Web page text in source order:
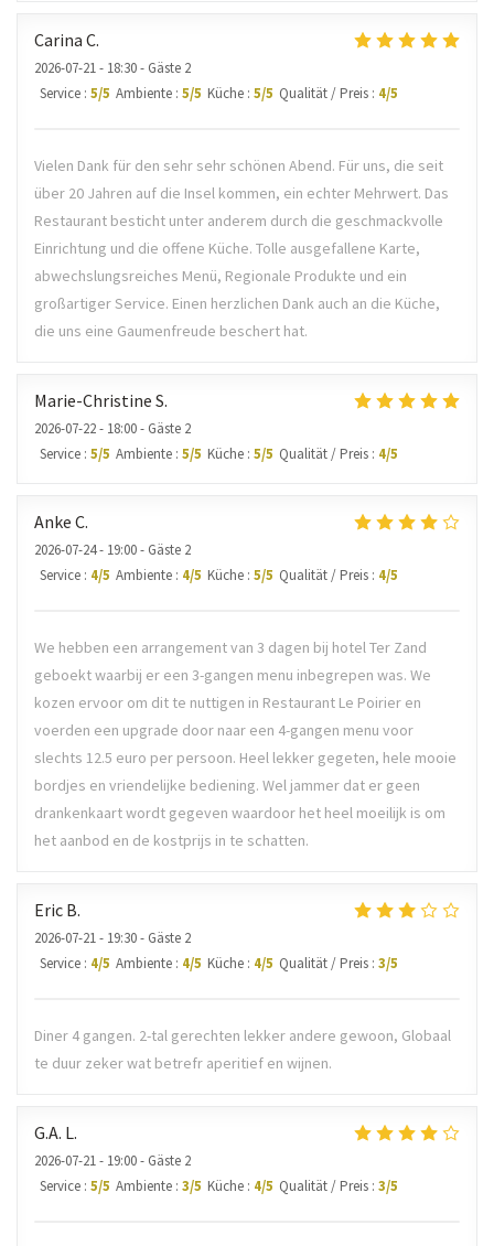
Carina C
2026-07-21- 18:30 - Gäste 2
Service : 5/5 Ambiente : 5/5 Küche : 5/5 Qualität / Preis : 4/5
Vielen Dank für den sehr sehr schönen Abend. Für uns, die seit
über 20 Jahren auf die Insel kommen, ein echter Mehrwert. Das
Restaurant besticht unter anderem durch die geschmackvolle
Einrichtung und die offene Küche. Tolle ausgefallene Karte,
abwechslungsreiches Menü, Regionale Produkte und ein
großartiger Service. Einen herzlichen Dank auch an die Küche,
die uns eine Gaumenfreude beschert hat.
Marie-Christine S
2026-07-22- 18:00 - Gäste 2
Service : 5/5 Ambiente : 5/5 Küche : 5/5 Qualität / Preis : 4/5
Anke C
2026-07-24- 19:00 - Gäste 2
Service : 4/5 Ambiente : 4/5 Küche : 5/5 Qualität / Preis : 4/5
We hebben een arrangement van 3 dagen bij hotel Ter Zand
geboekt waarbij er een 3-gangen menu inbegrepen was. We
kozen ervoor om dit te nuttigen in Restaurant Le Poirier en
voerden een upgrade door naar een 4-gangen menu voor
slechts 12.5 euro per persoon. Heel lekker gegeten, hele mooie
bordjes en vriendelijke bediening. Wel jammer dat er geen
drankenkaart wordt gegeven waardoor het heel moeilijk is om
het aanbod en de kostprijs in te schatten.
Eric B
2026-07-21- 19:30 - Gäste 2
Service : 4/5 Ambiente : 4/5 Küche : 4/5 Qualität / Preis : 3/5
Diner 4 gangen. 2-tal gerechten lekker andere gewoon, Globaal
te duur zeker wat betrefr aperitief en wijnen.
G.A. L
2026-07-21- 19:00 - Gäste 2
Service : 5/5 Ambiente : 3/5 Küche : 4/5 Qualität / Preis : 3/5